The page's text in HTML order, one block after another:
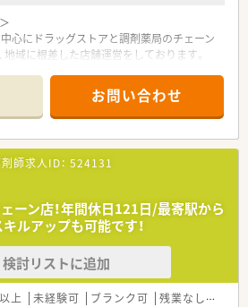
心にドラッグストアと調剤薬局のチェーン
地域に根差した店舗運営をしております。
や実施を通じて地域医療サポートに取り組
新の調剤機器を導入し調剤・監査業務を効
師の対人業務を強化しております。
剤部門は分かれておりますのでOTCの知識
しっかりと分業ができております。
す。
利なエリアです。
の薬局です。
ランスを推進＞
取り組み、残業時間も毎年改善傾向で平均8
お問い合わせ
師求人ID： 524131
ェーン店！年間休日121日/最寄駅から
ルアップも可能です！
検討リストに追加
上 未経験可 ブランク可 残業なし(ほぼなし含む)